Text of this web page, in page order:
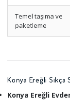
Temel taşıma ve
paketleme
Konya Ereğli
Konya Ereğli